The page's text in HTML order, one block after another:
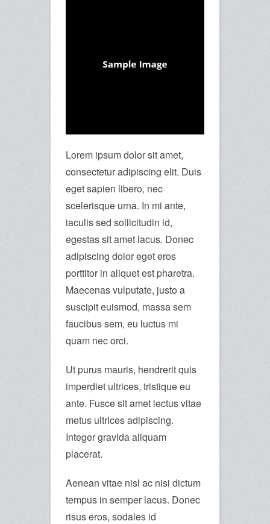
Lorem ipsum dolor sit amet,
consectetur adipiscing elit. Duis
eget sapien libero, nec
scelerisque urna. In mi ante,
iaculis sed sollicitudin id,
egestas sit amet lacus. Donec
adipiscing dolor eget eros
porttitor in aliquet est pharetra.
Maecenas vulputate, justo a
suscipit euismod, massa sem
faucibus sem, eu luctus mi
quam nec orci.
Ut purus mauris, hendrerit quis
imperdiet ultrices, tristique eu
ante. Fusce sit amet lectus vitae
metus ultrices adipiscing.
Integer gravida aliquam
placerat.
Aenean vitae nisl ac nisi dictum
tempus in semper lacus. Donec
risus eros, sodales id